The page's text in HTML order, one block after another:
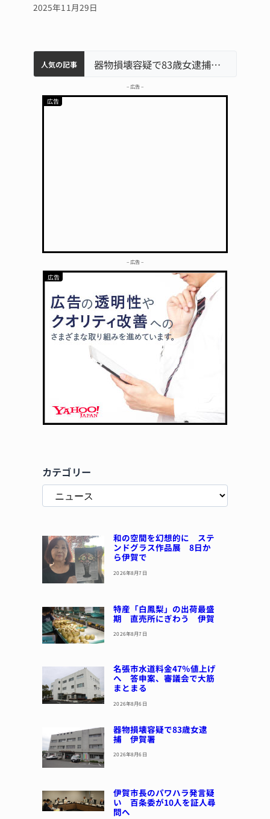
2025年11月29日
人気の記事
名張市水道料金47％値上げへ 答申案、審議会で大筋まとまる
中学校の陶壁モニュメント 地元建設会社がボランティアで清掃 伊賀名張市立病院のDMAT、熊本地震の被災地へ 能登以来3回目の派遣 器物損壊容疑で83歳女逮捕 伊賀署
– 広告 –
– 広告 –
カテゴリー
和の空間を幻想的に ステ
ンドグラス作品展 8日か
ら伊賀で
2026年8月7日
特産「白鳳梨」の出荷最盛
期 直売所にぎわう 伊賀
2026年8月7日
名張市水道料金47％値上げ
へ 答申案、審議会で大筋
まとまる
2026年8月6日
器物損壊容疑で83歳女逮
捕 伊賀署
2026年8月6日
伊賀市長のパワハラ発言疑
い 百条委が10人を証人尋
問へ